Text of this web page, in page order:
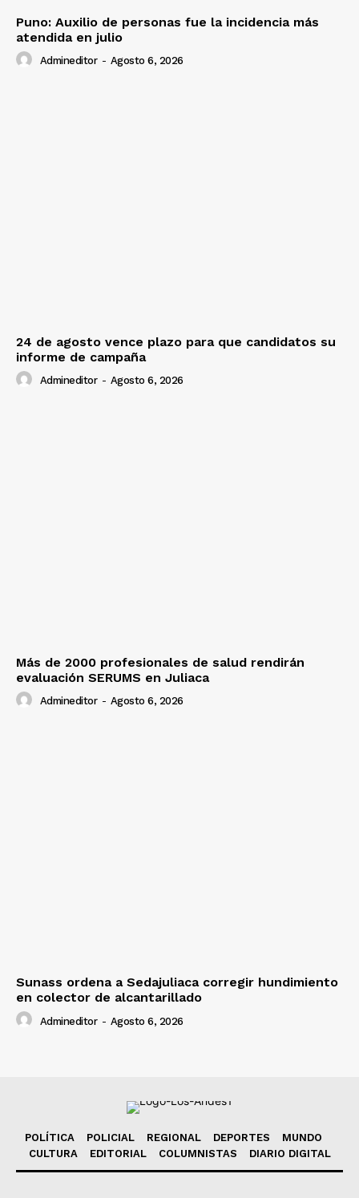
Puno: Auxilio de personas fue la incidencia más
atendida en julio
Admineditor - Agosto 6, 2026
24 de agosto vence plazo para que candidatos su
informe de campaña
Admineditor - Agosto 6, 2026
Más de 2000 profesionales de salud rendirán
evaluación SERUMS en Juliaca
Admineditor - Agosto 6, 2026
Sunass ordena a Sedajuliaca corregir hundimiento
en colector de alcantarillado
Admineditor - Agosto 6, 2026
POLÍTICA POLICIAL REGIONAL DEPORTES
MUNDO
CULTURA
EDITORIAL COLUMNISTAS DIARIO DIGITAL